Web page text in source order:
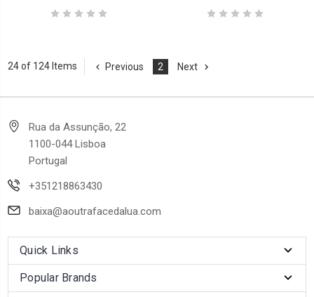
24 of 124 Items Previous 2 Next
Rua da Assunção, 22
1100-044 Lisboa
Portugal
+351218863430
baixa@aoutrafacedalua.com
Quick Links
Popular Brands